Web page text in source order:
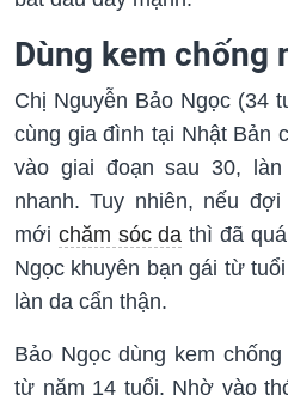
Dùng kem chống
Chị Nguyễn Bảo Ngọc (34
cùng gia đình tại Nhật Bản
vào giai đoạn sau 30,
nhanh. Tuy nhiên, nếu
mới chăm sóc da thì đã
Ngọc khuyên bạn gái từ
làn da cẩn thận.
Bảo Ngọc dùng kem
từ năm 14 tuổi. Nhờ vào